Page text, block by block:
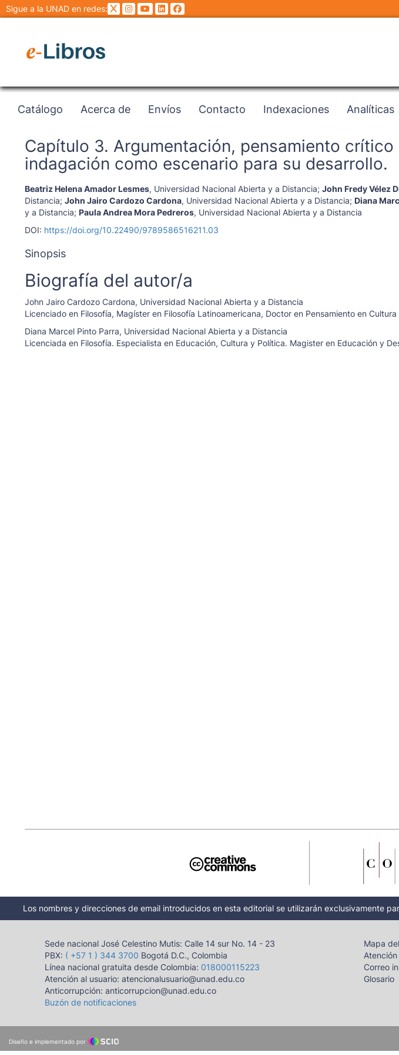
Sigue a la UNAD en redes:
Catálogo Acerca de Envíos Contacto Indexaciones Analíticas
Capítulo 3. Argumentación, pensamiento
indagación como escenario para su desarrollo.
Beatriz Helena Amador Lesmes, Universidad Nacional Abierta y a Distancia; John Fredy Vélez
Distancia; John Jairo Cardozo Cardona, Universidad Nacional Abierta y a Distancia; Diana
y a Distancia; Paula Andrea Mora Pedreros, Universidad Nacional Abierta y a Distancia
DOI: https://doi.org/10.22490/9789586516211.03
Sinopsis
Biografía del autor/a
John Jairo Cardozo Cardona, Universidad Nacional Abierta y a Distancia
Licenciado en Filosofía, Magíster en Filosofía Latinoamericana, Doctor en Pensamiento en
Diana Marcel Pinto Parra, Universidad Nacional Abierta y a Distancia
Licenciada en Filosofía. Especialista en Educación, Cultura y Política. Magister en Educación y
Los nombres y direcciones de email introducidos en esta editorial se utilizarán exclusivamente
Sede nacional José Celestino Mutis: Calle 14 sur No. 14 - 23
PBX: ( +57 1 ) 344 3700 Bogotá D.C., Colombia
Línea nacional gratuita desde Colombia: 018000115223
Atención al usuario: atencionalusuario@unad.edu.co
Anticorrupción: anticorrupcion@unad.edu.co
Buzón de notificaciones
Mapa
Correo
Glosario
Diseño e implementado por